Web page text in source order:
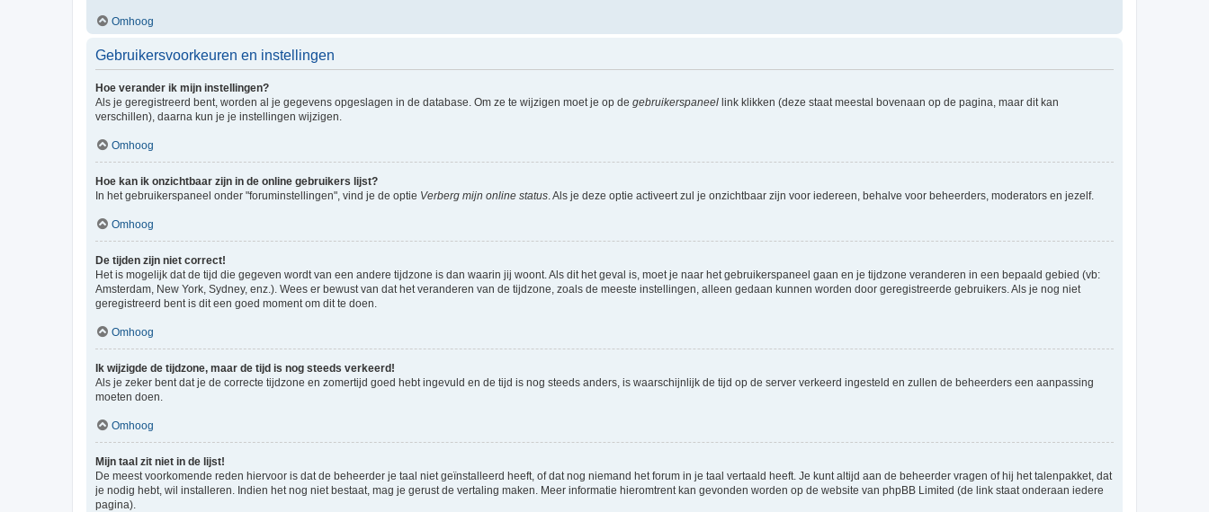
Omhoog
Gebruikersvoorkeuren en instellingen
Hoe verander ik mijn instellingen?
Als je geregistreerd bent, worden al je gegevens opgeslagen in de database. Om ze te wijzigen moet je op de gebruikerspaneel link klikken (deze staat meestal bovenaan op de pagina, maar dit kan
verschillen), daarna kun je je instellingen wijzigen.
Omhoog
Hoe kan ik onzichtbaar zijn in de online gebruikers lijst?
In het gebruikerspaneel onder "foruminstellingen", vind je de optie Verberg mijn online status. Als je deze optie activeert zul je onzichtbaar zijn voor iedereen, behalve voor beheerders, moderators en jezelf.
Omhoog
De tijden zijn niet correct!
Het is mogelijk dat de tijd die gegeven wordt van een andere tijdzone is dan waarin jij woont. Als dit het geval is, moet je naar het gebruikerspaneel gaan en je tijdzone veranderen in een bepaald gebied (vb:
Amsterdam, New York, Sydney, enz.). Wees er bewust van dat het veranderen van de tijdzone, zoals de meeste instellingen, alleen gedaan kunnen worden door geregistreerde gebruikers. Als je nog niet
geregistreerd bent is dit een goed moment om dit te doen.
Omhoog
Ik wijzigde de tijdzone, maar de tijd is nog steeds verkeerd!
Als je zeker bent dat je de correcte tijdzone en zomertijd goed hebt ingevuld en de tijd is nog steeds anders, is waarschijnlijk de tijd op de server verkeerd ingesteld en zullen de beheerders een aanpassing
moeten doen.
Omhoog
Mijn taal zit niet in de lijst!
De meest voorkomende reden hiervoor is dat de beheerder je taal niet geïnstalleerd heeft, of dat nog niemand het forum in je taal vertaald heeft. Je kunt altijd aan de beheerder vragen of hij het talenpakket, dat
je nodig hebt, wil installeren. Indien het nog niet bestaat, mag je gerust de vertaling maken. Meer informatie hieromtrent kan gevonden worden op de website van phpBB Limited (de link staat onderaan iedere
pagina).